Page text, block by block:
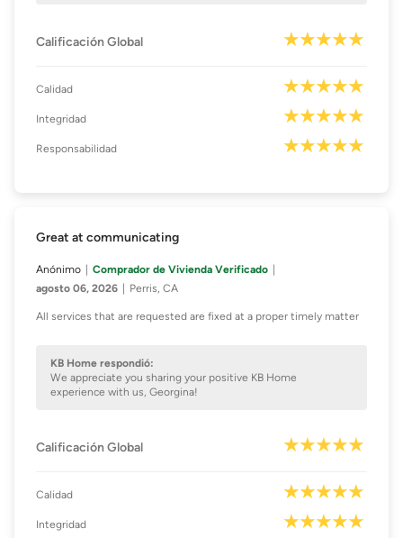
Calificación Global
Calidad
Integridad
Responsabilidad
Great at communicating
Anónimo
Comprador de Vivienda Verificado
agosto 06, 2026
Perris, CA
All services that are requested are fixed at a proper timely matter
KB Home respondió:
We appreciate you sharing your positive KB Home
experience with us, Georgina!
Calificación Global
Calidad
Integridad